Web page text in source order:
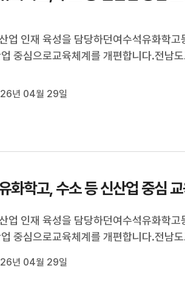
업 인재 육성을 담당하던여수석유화학고
중심으로교육체계를 개편합니다.전남
업에 선정됐다며학교 재구조화를 진행한
년 04월 29일
화학고, 수소 등 신산업 중심
업 인재 육성을 담당하던여수석유화학고
중심으로교육체계를 개편합니다.전남
업에 선정됐다며학교 재구조화를 진행한
년 04월 29일